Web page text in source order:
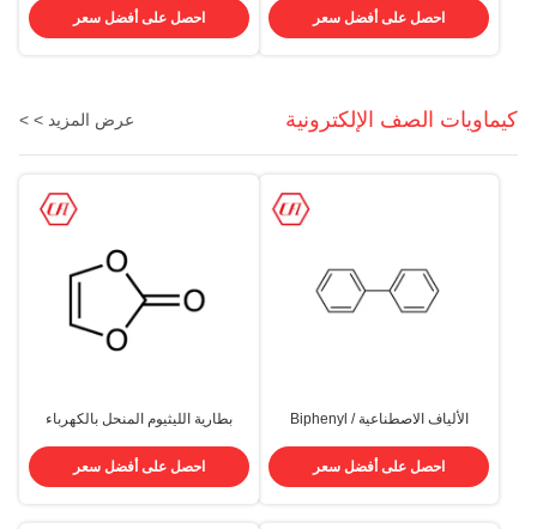
درجة الغذاء
احصل على أفضل سعر
الاستخدام الصناعي
احصل على أفضل سعر
كيماويات الصف الإلكترونية عرض المزيد > >
الألياف الاصطناعية Biphenyl /
احصل على أفضل سعر
بطارية الليثيوم المنحل بالكهرباء
CAS 872-36-6
احصل على أفضل سعر